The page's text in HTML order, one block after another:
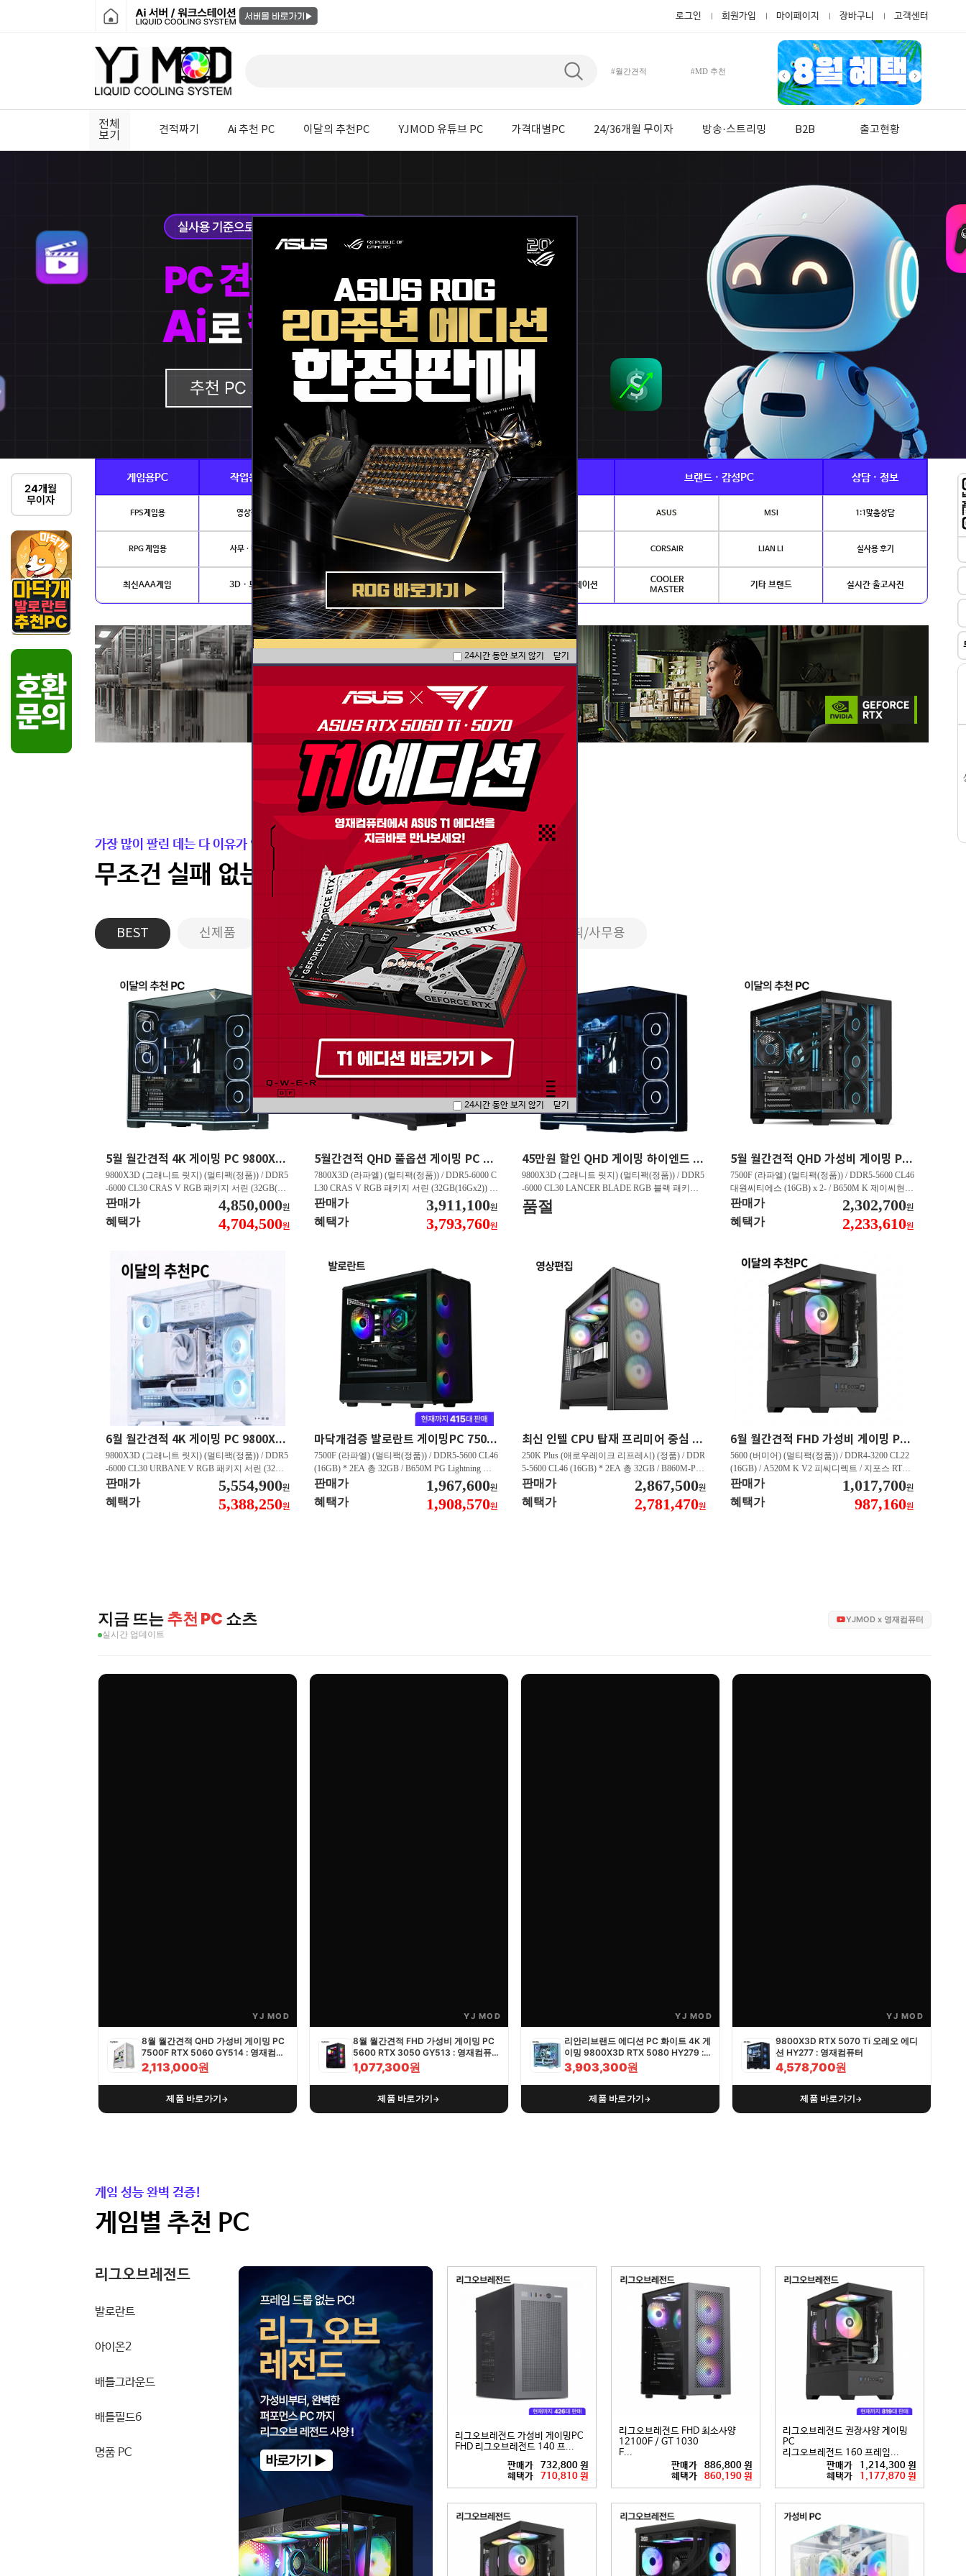
로그인 회원가입 마이페이지 장바구니 고객센터
#월간견적 #MD 추천
전체
보기
견적짜기 Ai 추천 PC 이달의 추천PC YJMOD 유튜브 PC 가격대별PC 24/36개월 무이자 방송·스트리밍 B2B 출고현황
게임용PC 작업용PC Ai · 전문가용 게임별PC 브랜드 · 감성PC 상담 · 정보
FPS게임용 영상편집 AI이미지생성 · 딥러닝 리그오브레전드 ASUS MSI 1:1맞춤상담
RPG 게임용 사무 · 디자인 배틀그라운드 아이온2 CORSAIR LIAN LI 실사용 후기
최신AAA게임 3D · 모델링 NVIDIA AI PC 로스트아크 플라이트시뮬레이션
COOLER
MASTER
기타 브랜드 실시간 출고사진
가장 많이 팔린 데는 다 이유가 있습니다.
무조건 실패 없는 든든한 국밥 세팅 모음
BEST 신제품 게이밍PC 영상편집/방송용 2D그래픽/사무용
5월 월간견적 4K 게이밍 PC 9800X3D RTX 5070 Ti GY508
9800X3D (그래니트 릿지) (멀티팩(정품)) / DDR5
-6000 CL30 CRAS V RGB 패키지 서린 (32GB(16
Gx2)) / B850M AORUS ELITE WIFI6E 피씨디렉
트 / 지포스 RTX 5070 Ti GAMING OC D7 16GB
피씨디렉트 / EXCERIA 히트싱크 M.2 NVMe (2T
판매가 4,850,000원
혜택가 4,704,500원
5월간견적 QHD 풀옵션 게이밍 PC 7800X3D RTX 5070 GY507
7800X3D (라파엘) (멀티팩(정품)) / DDR5-6000 C
L30 CRAS V RGB 패키지 서린 (32GB(16Gx2)) /
B850M AORUS ELITE WIFI6E 피씨디렉트 / 지포
스 RTX 5070 Infinity 3 D7 12GB 이엠텍 / EXCERI
A 히트싱크 M.2 NVMe (2TB)
판매가 3,911,100원
혜택가 3,793,760원
45만원 할인 QHD 게이밍 하이엔드 PC 9800X3D RX 9070 XT HY271
9800X3D (그래니트 릿지) (멀티팩(정품)) / DDR5
-6000 CL30 LANCER BLADE RGB 블랙 패키지
서린 (32GB(16Gx2)) / N9 X870E Black - 특가판매
/ 라데온 RX 9070 XT OC D6 16GB 대원씨티에스
품절
5월 월간견적 QHD 가성비 게이밍 PC 7500F RTX 5060 Ti GY506
7500F (라파엘) (멀티팩(정품)) / DDR5-5600 CL46
대원씨티에스 (16GB) x 2- / B650M K 제이씨현 /
T1 지포스 RTX 5060 TI OC D7 8GB 인텍앤컴퍼
니 / Gen4 4000E M.2 NVMe 피씨디렉트 (500GB)
판매가 2,302,700원
혜택가 2,233,610원
6월 월간견적 4K 게이밍 PC 9800X3D RTX 5080 GY512
9800X3D (그래니트 릿지) (멀티팩(정품)) / DDR5
-6000 CL30 URBANE V RGB 패키지 서린 (32GB
(16Gx2)) / B850M-PLUS WIFI7 W 대원씨티에스 /
지포스 RTX 5080 AERO OC SFF D7 16GB 제이
씨현 / EXCERIA 히트싱크 M.2 NVMe (2TB)
판매가 5,554,900원
혜택가 5,388,250원
마닥개검증 발로란트 게이밍PC 7500F/RTX5060 발로란트 FHD 500프레임 이상 GY102
7500F (라파엘) (멀티팩(정품)) / DDR5-5600 CL46
(16GB) * 2EA 총 32GB / B650M PG Lightning 에
즈윈 / 지포스 RTX 5060 DUAL D7 8GB 이엠텍 /
CN600 M.2 NVMe 디앤디컴 (512GB)
판매가 1,967,600원
혜택가 1,908,570원
최신 인텔 CPU 탑재 프리미어 중심 가성비 영상편집 PC 250K RTX 5060 추천PC VY113
250K Plus (애로우레이크 리프레시) (정품) / DDR
5-5600 CL46 (16GB) * 2EA 총 32GB / B860M-PL
US WIFI STCOM / 지포스 RTX 5060 DUAL D7 8
GB 이엠텍 / T500 M.2 NVMe 대원씨티에스 (1T
B)
판매가 2,867,500원
혜택가 2,781,470원
6월 월간견적 FHD 가성비 게이밍 PC 5600 RTX 3050 GY509
5600 (버미어) (멀티팩(정품)) / DDR4-3200 CL22
(16GB) / A520M K V2 피씨디렉트 / 지포스 RTX
3050 STORM X D6 6GB 이엠텍 / CN600 M.2 NV
Me 디앤디컴 (512GB)
판매가 1,017,700원
혜택가 987,160원
지금 뜨는추천 PC 쇼츠
실시간 업데이트
YJMOD x 영재컴퓨터
YJ MOD
8월 월간견적 QHD 가성비 게이밍 PC
7500F RTX 5060 GY514 : 영재컴퓨
터
2,113,000원
제품 바로가기→
YJ MOD
8월 월간견적 FHD 가성비 게이밍 PC
5600 RTX 3050 GY513 : 영재컴퓨
터
1,077,300원
제품 바로가기→
YJ MOD
리안리브랜드 에디션 PC 화이트 4K 게
이밍 9800X3D RTX 5080 HY279 :
영재컴퓨터
3,903,300원
제품 바로가기→
YJ MOD
9800X3D RTX 5070 Ti 오레오 에디
션 HY277 : 영재컴퓨터
4,578,700원
제품 바로가기→
게임 성능 완벽 검증!
게임별 추천 PC
리그오브레전드
발로란트
아이온2
배틀그라운드
배틀필드6
명품 PC
리그오브레전드 가성비 게이밍PC
FHD 리그오브레전드 140 프...
판매가
732,800 원
혜택가
710,810 원
리그오브레전드 FHD 최소사양
12100F / GT 1030
F...
판매가
886,800 원
혜택가
860,190 원
리그오브레전드 권장사양 게이밍
PC
리그오브레전드 160 프레임...
판매가
1,214,300 원
혜택가
1,177,870 원
24시간 동안 보지 않기 닫기
24시간 동안 보지 않기 닫기